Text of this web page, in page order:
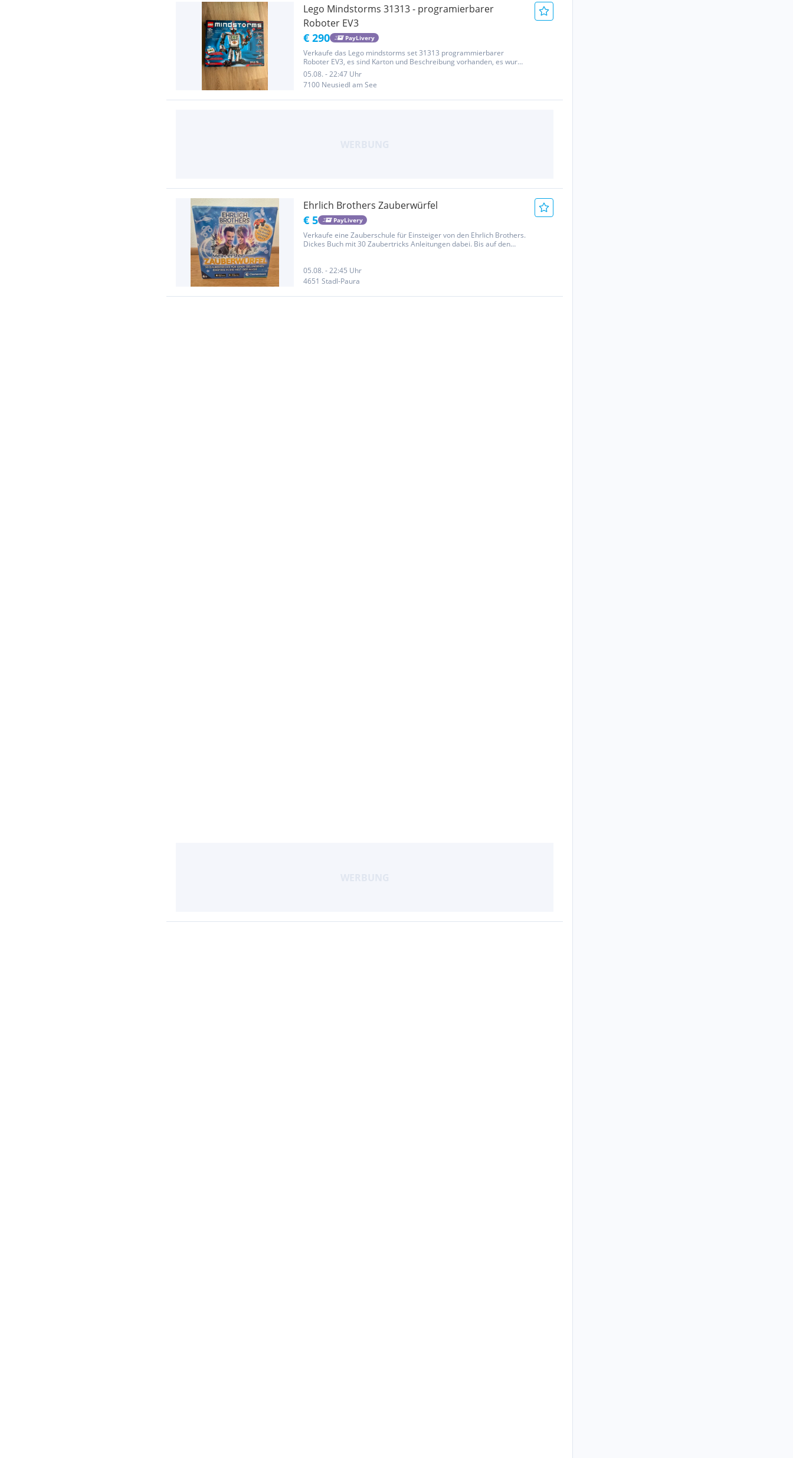
Lego Mindstorms 31313 - programierbarer
Roboter EV3
€ 290 PayLivery
Verkaufe das Lego mindstorms set 31313 programmierbarer
Roboter EV3, es sind Karton und Beschreibung vorhanden, es wurde
wenig bespielt und es sind alle teile enthalten. Privatverkauf - keine
Garantie oder Rücknahme
05.08. - 22:47 Uhr
7100 Neusiedl am See
Ehrlich Brothers Zauberwürfel
€ 5 PayLivery
Verkaufe eine Zauberschule für Einsteiger von den Ehrlich Brothers.
Dickes Buch mit 30 Zaubertricks Anleitungen dabei. Bis auf den
05.08. - 22:45 Uhr
4651 Stadl-Paura